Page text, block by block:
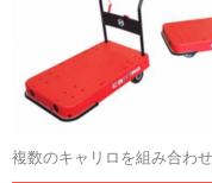
複数のキャリロを組み合わ